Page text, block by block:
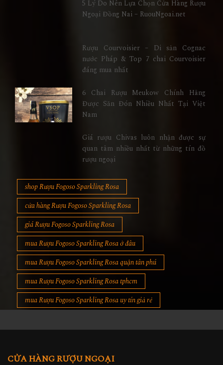
5 Lý Do Nên Lựa Chọn Cửa Hàng Rượu
Ngoại Đồng Nai – RuouNgoai.net
Rượu Courvoisier – Di sản Cognac
nước Pháp & Top 7 chai Courvoisier
đáng mua nhất
6 Chai Rượu Meukow Chính Hãng
Được Săn Đón Nhiều Nhất Tại Việt
Nam
Giá rượu Chivas luôn nhận được sự
quan tâm nhiều nhất từ những tín đồ
rượu ngoại
shop Rượu Fogoso Sparkling Rosa
cửa hàng Rượu Fogoso Sparkling Rosa
giá Rượu Fogoso Sparkling Rosa
mua Rượu Fogoso Sparkling Rosa ở đâu
mua Rượu Fogoso Sparkling Rosa quận tân phú
mua Rượu Fogoso Sparkling Rosa tphcm
mua Rượu Fogoso Sparkling Rosa uy tín giả rẻ
CỬA HÀNG RƯỢU NGOẠI